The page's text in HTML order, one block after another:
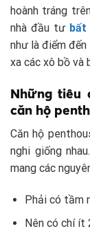
hoành tráng
nhà đầu tư
như là điểm
xa các xô bồ và
Những tiêu
căn hộ
Căn hộ
nghi giống
mang các
Phải có tầm
Nên có chí ít